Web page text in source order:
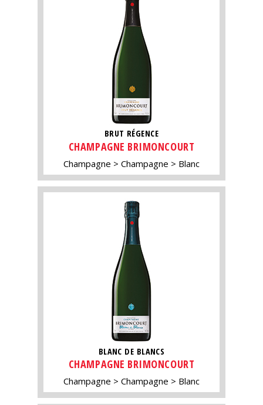
BRUT RÉGENCE
CHAMPAGNE BRIMONCOURT
Champagne Champagne Blanc
BLANC DE BLANCS
CHAMPAGNE BRIMONCOURT
Champagne Champagne Blanc